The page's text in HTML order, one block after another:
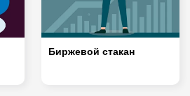
Биржевой стакан